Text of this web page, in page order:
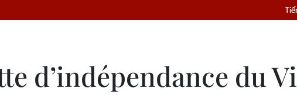
d’indépendance du